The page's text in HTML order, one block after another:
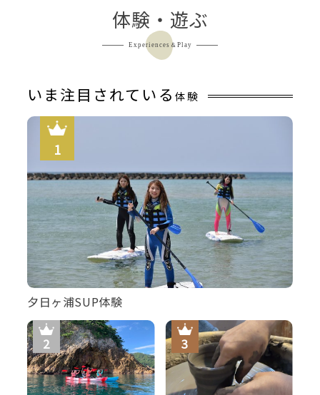
体験・遊ぶ
Experiences＆Play
いま注目されている 体験
夕日ヶ浦SUP体験